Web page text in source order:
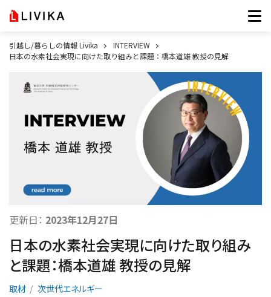
引越し/暮らしの情報 Livika
INTERVIEW
日本の水素社会実現に向けた取り組みと課題：橋本道雄 教授の見解
更新日： 2023年12月27日
日本の水素社会実現に向けた取り組み
と課題：橋本道雄 教授の見解
取材 次世代エネルギー